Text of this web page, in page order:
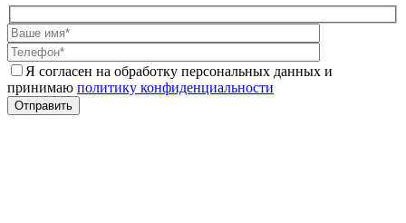
Я согласен на обработку персональных данных и
принимаю политику конфиденциальности
Отправить